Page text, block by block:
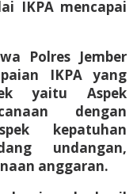
IKPA mencapai
Polres Jember
IKPA yang
yaitu Aspek
dengan
kepatuhan
undangan,
anggaran.